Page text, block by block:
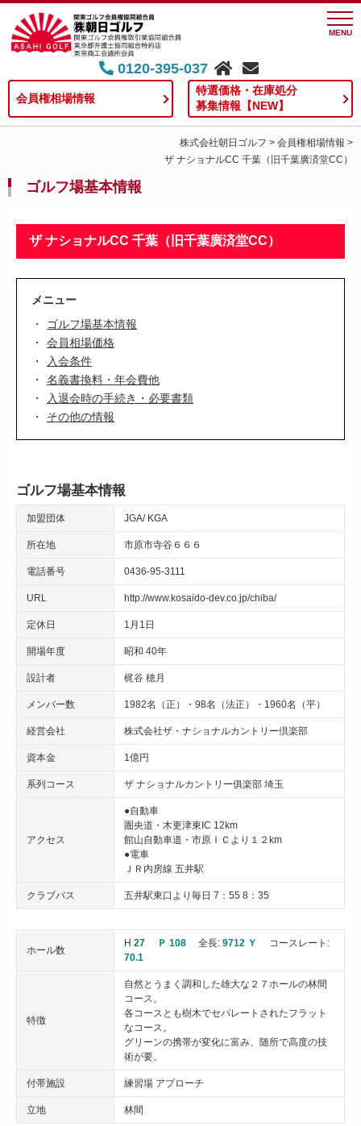
MENU
0120-395-037
会員権相場情報
特選価格・在庫処分
募集情報【NEW】
株式会社朝日ゴルフ > 会員権相場情報 >
ザ ナショナルCC 千葉（旧千葉廣済堂CC）
ゴルフ場基本情報
ザ ナショナルCC 千葉（旧千葉廣済堂CC）
メニュー
ゴルフ場基本情報
会員相場価格
入会条件
名義書換料・年会費他
入退会時の手続き・必要書類
その他の情報
ゴルフ場基本情報
加盟団体 JGA KGA
所在地 市原市寺谷６６６
電話番号 0436-95-3111
URL http://www.kosaido-dev.co.jp/chiba/
定休日 1月1日
開場年度 昭和 40年
設計者 梶谷 穂月
メンバー数 1982名（正）・98名（法正）・1960名（平）
経営会社 株式会社ザ・ナショナルカントリー倶楽部
資本金 1億円
系列コース ザ ナショナルカントリー俱楽部 埼玉
アクセス
●自動車
圏央道・木更津東IC 12km
館山自動車道・市原ＩＣより１２km
●電車
ＪＲ内房線 五井駅
クラブバス 五井駅東口より毎日 7：55 8：35
ホール数
H 27 Ｐ 108 全長: 9712 Ｙ
コースレート:
70.1
特徴
自然とうまく調和した雄大な２７ホールの林間
コース。
各コースとも樹木でセパレートされたフラット
なコース。
グリーンの携帯が変化に富み、随所で高度の技
術が要。
付帯施設 練習場 アプローチ
立地 林間